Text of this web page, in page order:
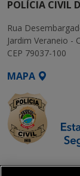
POLÍCIA CIVIL
Rua
Jardim Veraneio -
CEP 79037-100
MAPA